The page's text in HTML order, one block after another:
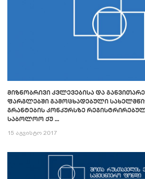
ᲛᲘᲖᲜᲝᲑᲠᲘᲕᲘ ᲙᲕᲚᲔᲕᲔᲑᲘᲡᲐ ᲓᲐ
ᲤᲐᲠᲒᲚᲔᲑᲨᲘ ᲒᲐᲛᲝᲪᲮᲐᲓᲔᲑᲣᲚᲘ
ᲒᲠᲐᲜᲢᲔᲑᲘᲡ ᲙᲝᲜᲙᲣᲠᲡᲖᲔ
ᲡᲐᲑᲝᲚᲝᲝ ᲥᲣ ...
15 აგვისტო 2017